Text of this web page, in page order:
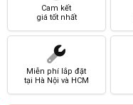
Cam kết
giá tốt nhất
Miễn phí lắp đặt
tại Hà Nội và HCM